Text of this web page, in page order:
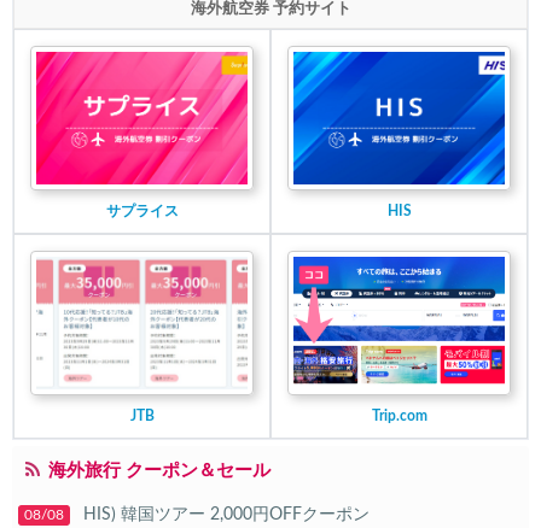
海外航空券 予約サイト
サプライス HIS
JTB Trip.com
海外旅行 クーポン＆セール
08/08 HIS) 韓国ツアー 2,000円OFFクーポン